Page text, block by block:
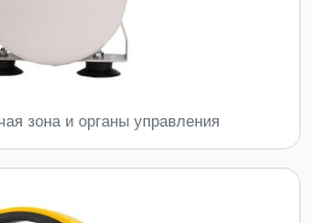
зона и органы управления